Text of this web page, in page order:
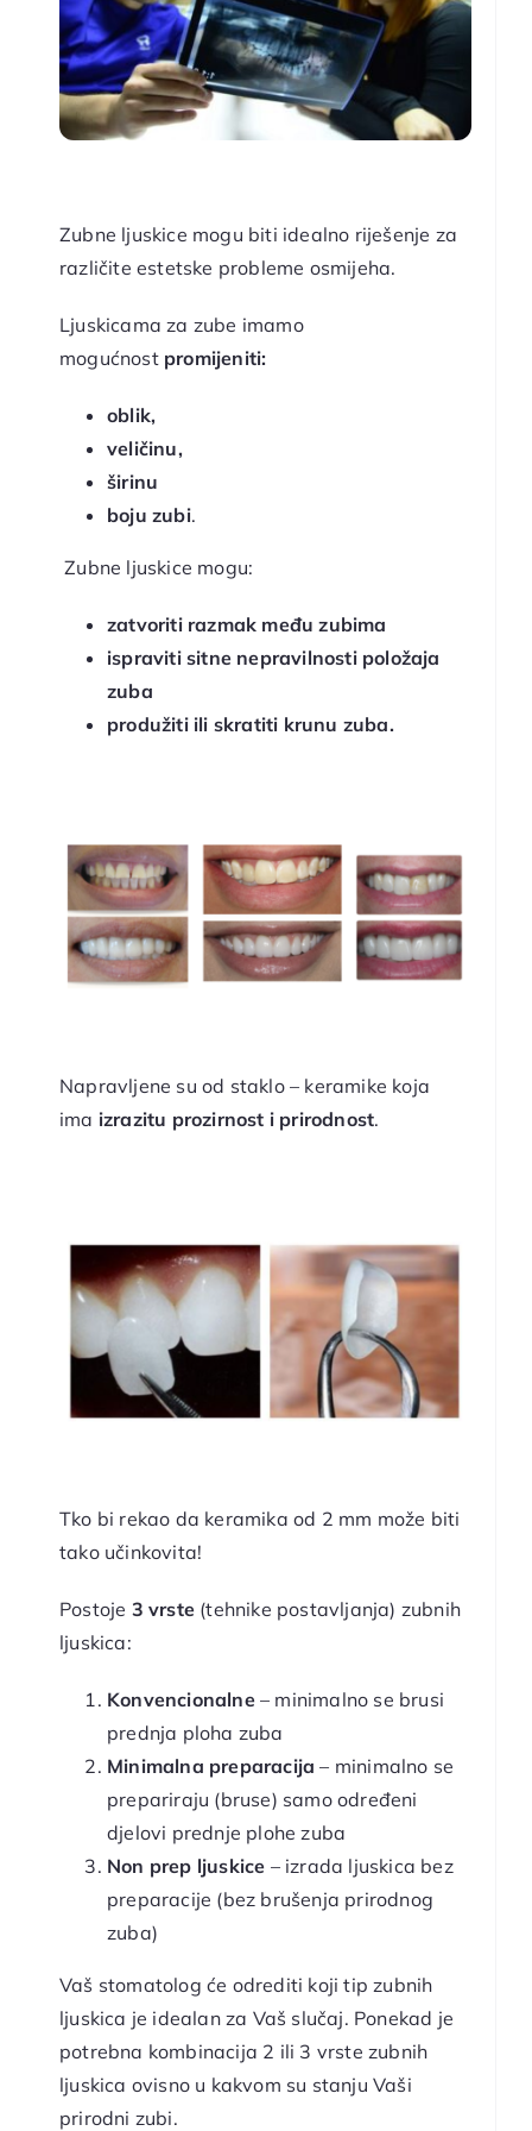
Zubne ljuskice mogu biti idealno riješenje za
različite estetske probleme osmijeha.
Ljuskicama za zube imamo
mogućnost promijeniti:
oblik,
veličinu,
širinu
boju zubi.
Zubne ljuskice mogu:
zatvoriti razmak među zubima
ispraviti sitne nepravilnosti položaja
zuba
produžiti ili skratiti krunu zuba.
Napravljene su od staklo – keramike koja
ima izrazitu prozirnost i prirodnost.
Tko bi rekao da keramika od 2 mm može biti
tako učinkovita!
Postoje 3 vrste(tehnike postavljanja) zubnih
ljuskica:
Konvencionalne – minimalno se brusi
prednja ploha zuba
Minimalna preparacija – minimalno se
prepariraju (bruse) samo određeni
djelovi prednje plohe zuba
Non prep ljuskice – izrada ljuskica bez
preparacije (bez brušenja prirodnog
zuba)
Vaš stomatolog će odrediti koji tip zubnih
ljuskica je idealan za Vaš slučaj. Ponekad je
potrebna kombinacija 2 ili 3 vrste zubnih
ljuskica ovisno u kakvom su stanju Vaši
prirodni zubi.